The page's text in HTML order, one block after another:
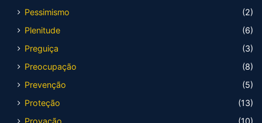
Pessimismo
(2)
Plenitude
(6)
Preguiça
(3)
Preocupação
(8)
Prevenção
(5)
Proteção
(13)